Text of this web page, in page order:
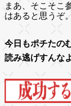
まあ、そこそこ
はあると思うぞ。
今日もポチたの
読み逃げすんな